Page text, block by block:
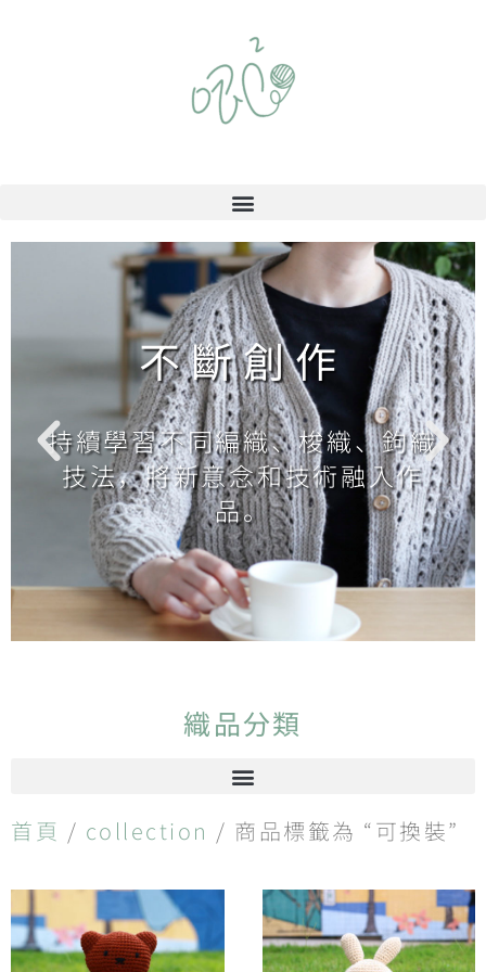
不斷創作
持續學習不同編織、梭織、鉤織
技法，將新意念和技術融入作
品。
織品分類
首頁 / collection / 商品標籤為 “可換裝”